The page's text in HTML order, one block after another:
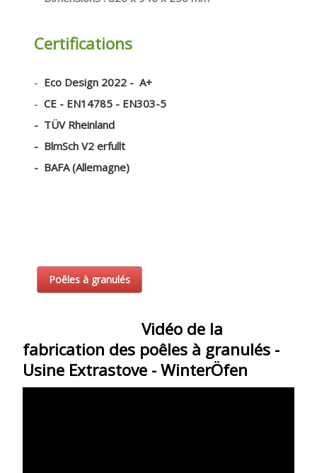
Certifications
- Eco Design 2022 - A+
- CE - EN14785 - EN303-5
- TÜV Rheinland
- BlmSch V2 erfullt
- BAFA (Allemagne)
Poêles à granulés
Vidéo de la
fabrication des poêles à granulés -
Usine Extrastove - WinterÖfen